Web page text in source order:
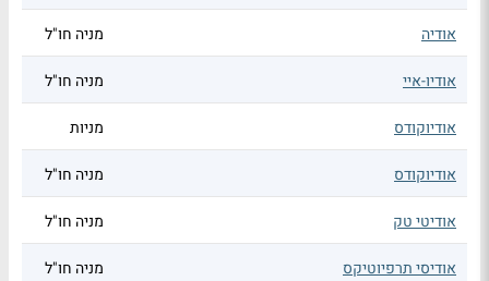
אודיה מניה חו"ל
אודיו-איי מניה חו"ל
אודיוקודס מניות
אודיוקודס מניה חו"ל
אודיטי טק מניה חו"ל
אודיסי תרפיוטיקס מניה חו"ל